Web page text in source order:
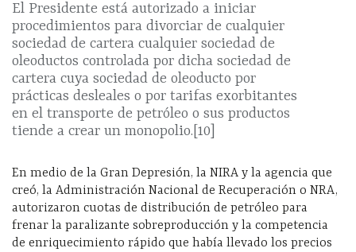
El Presidente está autorizado a iniciar
procedimientos para divorciar de cualquier
sociedad de cartera cualquier sociedad de
oleoductos controlada por dicha sociedad de
cartera cuya sociedad de oleoducto por
prácticas desleales o por tarifas exorbitantes
en el transporte de petróleo o sus productos
tiende a crear un monopolio.[10]
En medio de la Gran Depresión, la NIRA y la agencia que
creó, la Administración Nacional de Recuperación o NRA,
autorizaron cuotas de distribución de petróleo para
frenar la paralizante sobreproducción y la competencia
de enriquecimiento rápido que había llevado los precios